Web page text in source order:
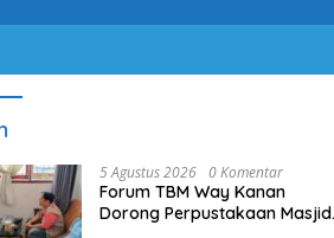
5 Agustus 2026 0 Komentar
Forum TBM Way Kanan
Dorong Perpustakaan Masjid